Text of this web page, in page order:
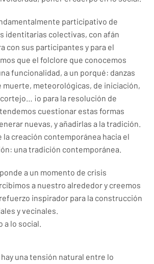
participativo de
identitarias colectivas, con afán
con sus participantes y para el
que el folclore que conocemos
funcionalidad, a un porqué: danzas
muerte, meteorológicas, de iniciación,
¡o para la resolución de
cuestionar estas formas
nuevas, y añadirlas a la tradición.
la creación contemporánea hacia el
una tradición contemporánea.
a un momento de crisis
a nuestro alrededor y creemos
inspirador para la construcción
y vecinales.
a lo social.
una tensión natural entre lo